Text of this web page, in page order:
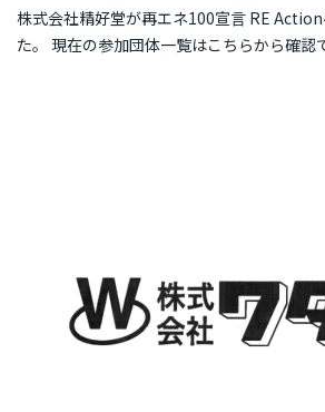
株式会社精好堂が再エネ100宣言 RE
た。 現在の参加団体一覧はこちらから確認